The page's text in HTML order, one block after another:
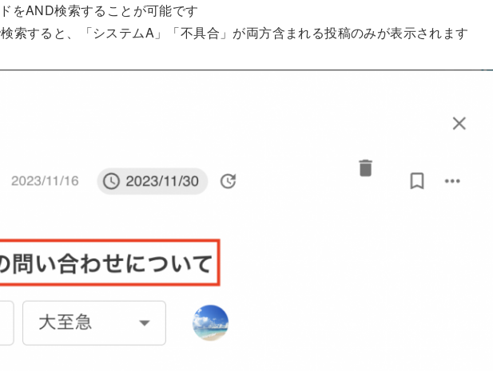
をAND検索することが可能です
すると、「システムA」「不具合」が両方含まれる投稿のみが表示されます